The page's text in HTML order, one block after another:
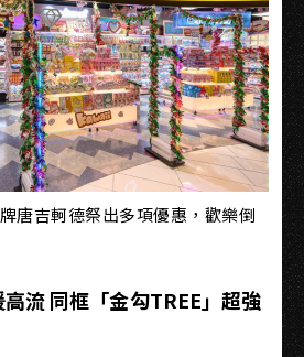
唐吉軻德祭出多項優惠，歡樂倒
流 同框「金勾TREE」超強